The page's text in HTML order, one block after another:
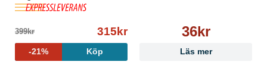
399kr 315kr
-21% Köp
36kr
Läs mer